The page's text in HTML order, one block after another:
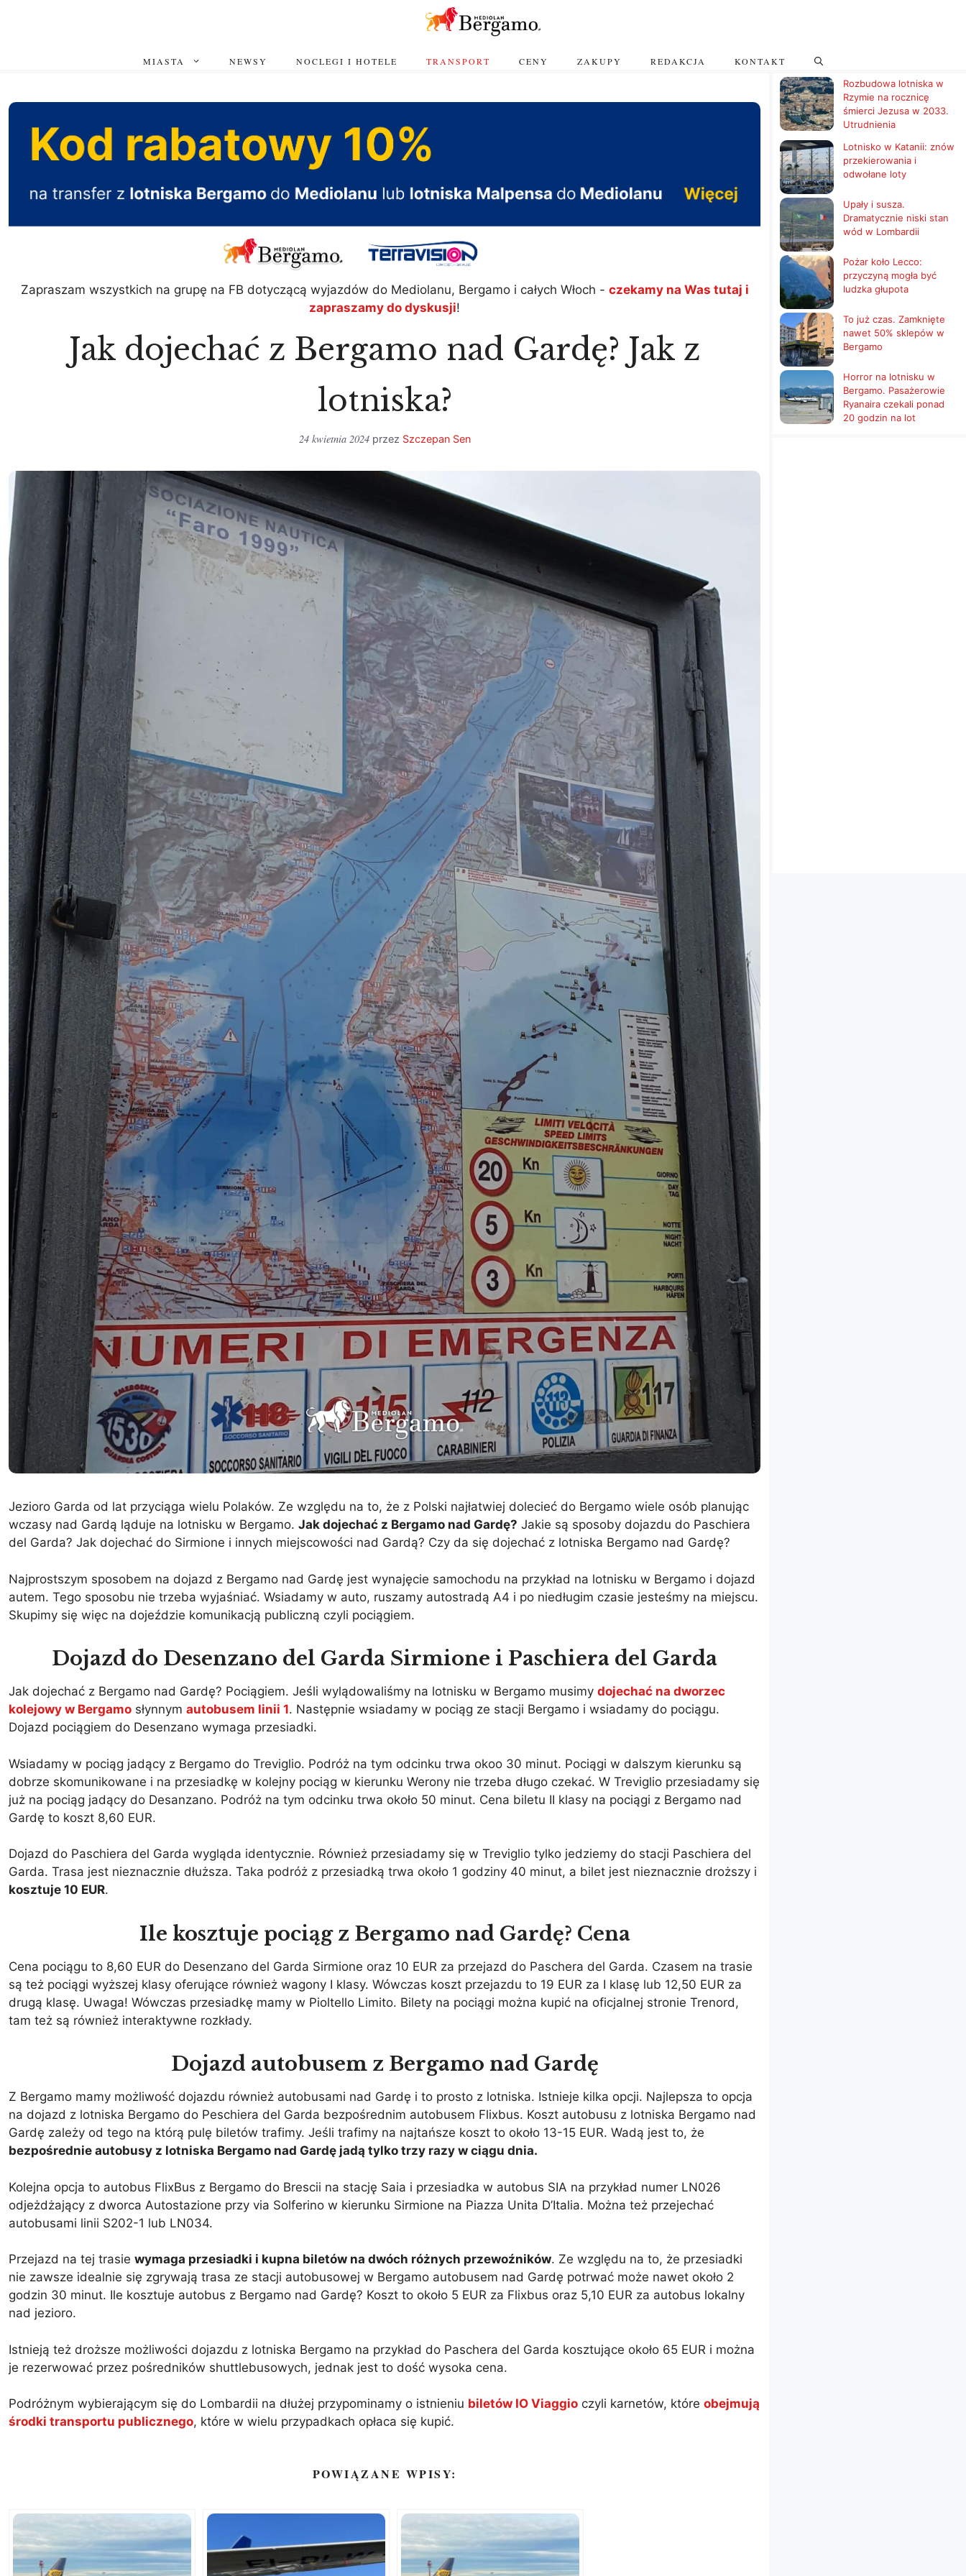
MIASTA NEWSY NOCLEGI I HOTELE TRANSPORT CENY ZAKUPY REDAKCJA KONTAKT
Zapraszam wszystkich na grupę na FB dotyczącą wyjazdów do Mediolanu, Bergamo i całych Włoch - czekamy na Was tutaj i
zapraszamy do dyskusji!
Jak dojechać z Bergamo nad Gardę? Jak z
lotniska?
24 kwietnia 2024 przez Szczepan Sen
Jezioro Garda od lat przyciąga wielu Polaków. Ze względu na to, że z Polski najłatwiej dolecieć do Bergamo wiele osób planując
wczasy nad Gardą ląduje na lotnisku w Bergamo. Jak dojechać z Bergamo nad Gardę? Jakie są sposoby dojazdu do Paschiera
del Garda? Jak dojechać do Sirmione i innych miejscowości nad Gardą? Czy da się dojechać z lotniska Bergamo nad Gardę?
Najprostszym sposobem na dojazd z Bergamo nad Gardę jest wynajęcie samochodu na przykład na lotnisku w Bergamo i dojazd
autem. Tego sposobu nie trzeba wyjaśniać. Wsiadamy w auto, ruszamy autostradą A4 i po niedługim czasie jesteśmy na miejscu.
Skupimy się więc na dojeździe komunikacją publiczną czyli pociągiem.
Dojazd do Desenzano del Garda Sirmione i Paschiera del Garda
Jak dojechać z Bergamo nad Gardę? Pociągiem. Jeśli wylądowaliśmy na lotnisku w Bergamo musimy dojechać na dworzec
kolejowy w Bergamo słynnym autobusem linii 1. Następnie wsiadamy w pociąg ze stacji Bergamo i wsiadamy do pociągu.
Dojazd pociągiem do Desenzano wymaga przesiadki.
Wsiadamy w pociąg jadący z Bergamo do Treviglio. Podróż na tym odcinku trwa okoo 30 minut. Pociągi w dalszym kierunku są
dobrze skomunikowane i na przesiadkę w kolejny pociąg w kierunku Werony nie trzeba długo czekać. W Treviglio przesiadamy się
już na pociąg jadący do Desanzano. Podróż na tym odcinku trwa około 50 minut. Cena biletu II klasy na pociągi z Bergamo nad
Gardę to koszt 8,60 EUR.
Dojazd do Paschiera del Garda wygląda identycznie. Również przesiadamy się w Treviglio tylko jedziemy do stacji Paschiera del
Garda. Trasa jest nieznacznie dłuższa. Taka podróż z przesiadką trwa około 1 godziny 40 minut, a bilet jest nieznacznie droższy i
kosztuje 10 EUR.
Ile kosztuje pociąg z Bergamo nad Gardę? Cena
Cena pociągu to 8,60 EUR do Desenzano del Garda Sirmione oraz 10 EUR za przejazd do Paschera del Garda. Czasem na trasie
są też pociągi wyższej klasy oferujące również wagony I klasy. Wówczas koszt przejazdu to 19 EUR za I klasę lub 12,50 EUR za
drugą klasę. Uwaga! Wówczas przesiadkę mamy w Pioltello Limito. Bilety na pociągi można kupić na oficjalnej stronie Trenord,
tam też są również interaktywne rozkłady.
Dojazd autobusem z Bergamo nad Gardę
Z Bergamo mamy możliwość dojazdu również autobusami nad Gardę i to prosto z lotniska. Istnieje kilka opcji. Najlepsza to opcja
na dojazd z lotniska Bergamo do Peschiera del Garda bezpośrednim autobusem Flixbus. Koszt autobusu z lotniska Bergamo nad
Gardę zależy od tego na którą pulę biletów trafimy. Jeśli trafimy na najtańsze koszt to około 13-15 EUR. Wadą jest to, że
bezpośrednie autobusy z lotniska Bergamo nad Gardę jadą tylko trzy razy w ciągu dnia.
Kolejna opcja to autobus FlixBus z Bergamo do Brescii na stację Saia i przesiadka w autobus SIA na przykład numer LN026
odjeżdżający z dworca Autostazione przy via Solferino w kierunku Sirmione na Piazza Unita D’Italia. Można też przejechać
autobusami linii S202-1 lub LN034.
Przejazd na tej trasie wymaga przesiadki i kupna biletów na dwóch różnych przewoźników. Ze względu na to, że przesiadki
nie zawsze idealnie się zgrywają trasa ze stacji autobusowej w Bergamo autobusem nad Gardę potrwać może nawet około 2
godzin 30 minut. Ile kosztuje autobus z Bergamo nad Gardę? Koszt to około 5 EUR za Flixbus oraz 5,10 EUR za autobus lokalny
nad jezioro.
Istnieją też droższe możliwości dojazdu z lotniska Bergamo na przykład do Paschera del Garda kosztujące około 65 EUR i można
je rezerwować przez pośredników shuttlebusowych, jednak jest to dość wysoka cena.
Podróżnym wybierającym się do Lombardii na dłużej przypominamy o istnieniu biletów IO Viaggio czyli karnetów, które obejmują
środki transportu publicznego, które w wielu przypadkach opłaca się kupić.
POWIĄZANE WPISY:
Rozbudowa lotniska w
Rzymie na rocznicę
śmierci Jezusa w 2033.
Utrudnienia
Lotnisko w Katanii: znów
przekierowania i
odwołane loty
Upały i susza.
Dramatycznie niski stan
wód w Lombardii
Pożar koło Lecco:
przyczyną mogła być
ludzka głupota
To już czas. Zamknięte
nawet 50% sklepów w
Bergamo
Horror na lotnisku w
Bergamo. Pasażerowie
Ryanaira czekali ponad
20 godzin na lot